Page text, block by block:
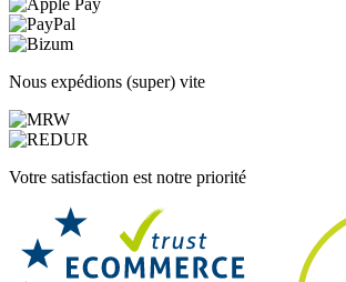
Nous expédions (super) vite
Votre satisfaction est notre priorité